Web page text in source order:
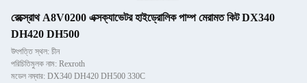
রেক্স্রোথ A8V0200 এক্সক্যাভেটর হাইড্রোলিক পাম্প মেরামত কিট DX340
DH420 DH500
উৎপত্তি স্থল: চীন
পরিচিতিমুলক নাম: Rexroth
মডেল নম্বার: DX340 DH420 DH500 330C